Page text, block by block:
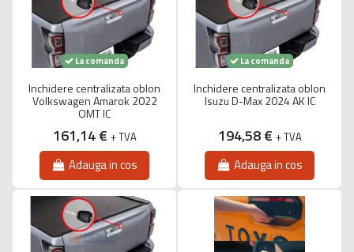
La comanda
Inchidere centralizata oblon
Volkswagen Amarok 2022
OMT IC
161,14 € + TVA
Adauga in cos
La comanda
Inchidere centralizata oblon
Isuzu D-Max 2024 AK IC
194,58 € + TVA
Adauga in cos